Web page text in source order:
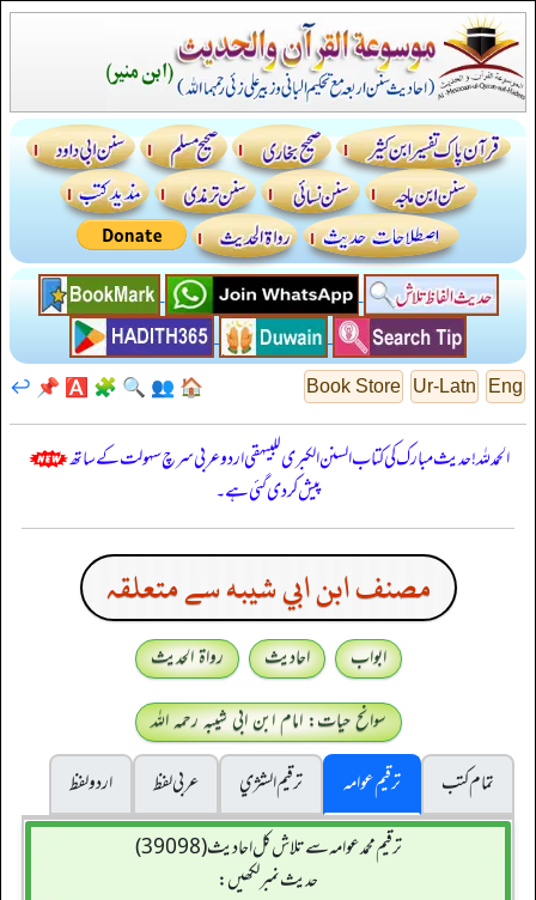
Eng
Ur-Latn
Book Store
🏠
👥
🔍
🧩
🅰️
📌
↩️
الحمدللہ! حدیث مبارک کی کتاب السنن الكبرى للبيهقي اردو عربی سرچ سہولت کے ساتھ
پیش کر دی گئی ہے۔
مصنف ابن ابي شيبه سے متعلقہ
ابواب احادیث
رواۃ الحدیث
سوانح حیات: امام ابن ابی شیبہ رحمہ اللہ
تمام کتب
ترقیم عوامہ ترقيم الشژي عربی لفظ
اردو لفظ
ترقیم محمدعوامہ سے تلاش کل احادیث (39098)
حدیث نمبر لکھیں: